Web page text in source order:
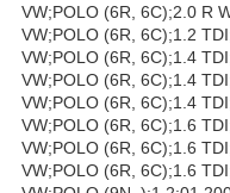
VW;POLO (6R, 6C);2.0 R
VW;POLO (6R, 6C);1.2
VW;POLO (6R, 6C);1.4
VW;POLO (6R, 6C);1.4
VW;POLO (6R, 6C);1.4
VW;POLO (6R, 6C);1.6
VW;POLO (6R, 6C);1.6
VW;POLO (6R, 6C);1.6